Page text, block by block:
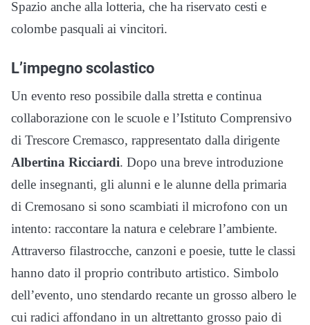
Spazio anche alla lotteria, che ha riservato cesti e
colombe pasquali ai vincitori.
L’impegno scolastico
Un evento reso possibile dalla stretta e continua
collaborazione con le scuole e l’Istituto Comprensivo
di Trescore Cremasco, rappresentato dalla dirigente
Albertina Ricciardi. Dopo una breve introduzione
delle insegnanti, gli alunni e le alunne della primaria
di Cremosano si sono scambiati il microfono con un
intento: raccontare la natura e celebrare l’ambiente.
Attraverso filastrocche, canzoni e poesie, tutte le classi
hanno dato il proprio contributo artistico. Simbolo
dell’evento, uno stendardo recante un grosso albero le
cui radici affondano in un altrettanto grosso paio di